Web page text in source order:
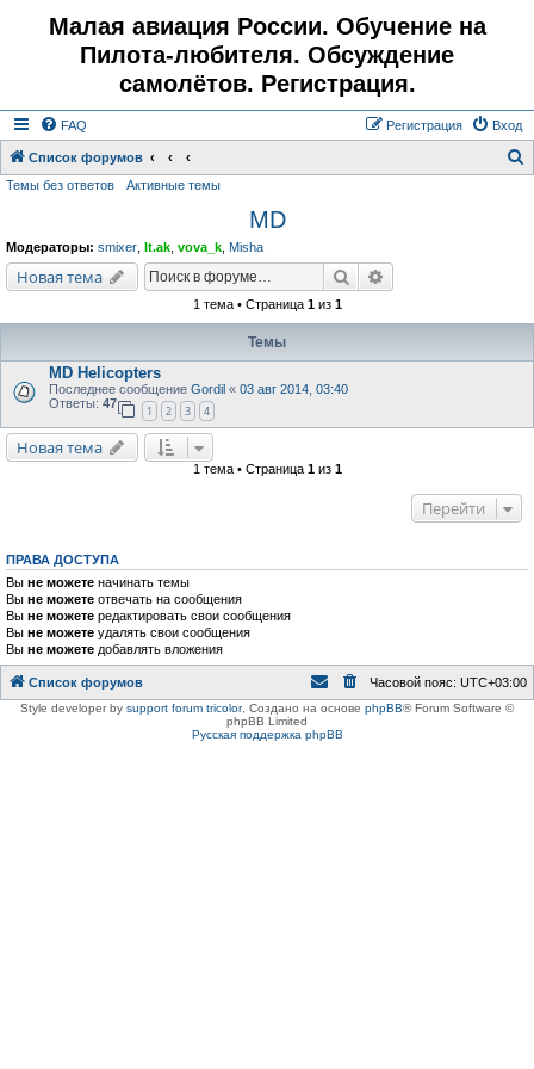
Малая авиация России. Обучение на
Пилота-любителя. Обсуждение
самолётов. Регистрация.
FAQ Вход
Регистрация
Список форумов
Темы без ответов Активные темы
MD
Модераторы: smixer lt.ak vova_k Misha
Новая тема Поиск
1 тема • Страница 1из 1
Темы
MD Helicopters
Последнее сообщение Gordil « 03 авг 2014, 03:40
Ответы: 47
1 2 3 4
Новая тема
1 тема • Страница 1из 1
Перейти
ПРАВА ДОСТУПА
Вы не можете начинать темы
Вы не можете отвечать на сообщения
Вы не можете редактировать свои сообщения
Вы не можете удалять свои сообщения
Вы не можете добавлять вложения
Список форумов Часовой пояс: UTC+03:00
Style developer by support forum tricolor, Создано на основе phpBB® Forum Software ©
phpBB Limited
Русская поддержка phpBB